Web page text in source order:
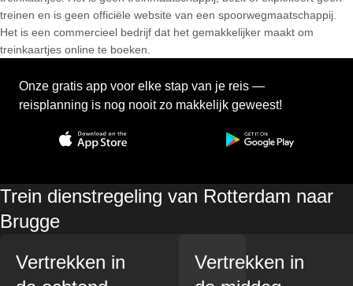
treinen en is geen officiële website van een spoorwegmaatschappij.
Het is een commercieel bedrijf dat het gemakkelijker maakt om
treinkaartjes online te boeken.
Onze gratis app voor elke stap van je reis —
reisplanning is nog nooit zo makkelijk geweest!
Trein dienstregeling van Rotterdam naar
Brugge
Vertrekken in
Vertrekken in